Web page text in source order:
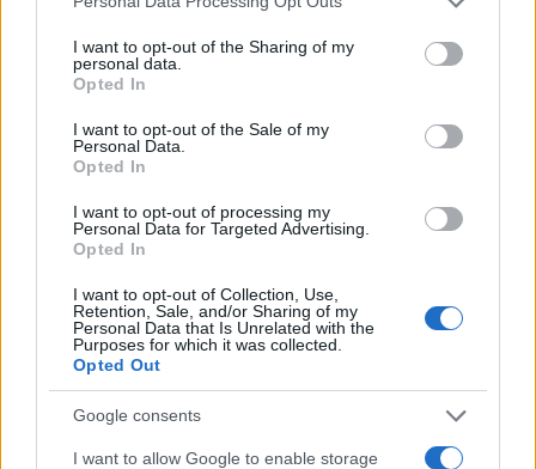
not limited to your visit or usage behaviour. You may click to
grant or deny consent to Google and its third-party tags to
use your data for below specified purposes in below Google
consent section.
I want to opt-out of the Sharing of my
personal data.
Opted In
I want to opt-out of the Sale of my
Personal Data.
Opted In
I want to opt-out of processing my
Personal Data for Targeted Advertising.
Opted In
I want to opt-out of Collection, Use,
Retention, Sale, and/or Sharing of my
Personal Data that Is Unrelated with the
Purposes for which it was collected.
Opted Out
Google consents
I want to allow Google to enable storage
Partidos de fútbol hoy:
transmisiones en vivo
Entendiendo la política energética y
28 julio, 2026
Pubblicato in:Política
Guía práctica para detectar falacias
28 julio, 2026
Pubblicato in:Política